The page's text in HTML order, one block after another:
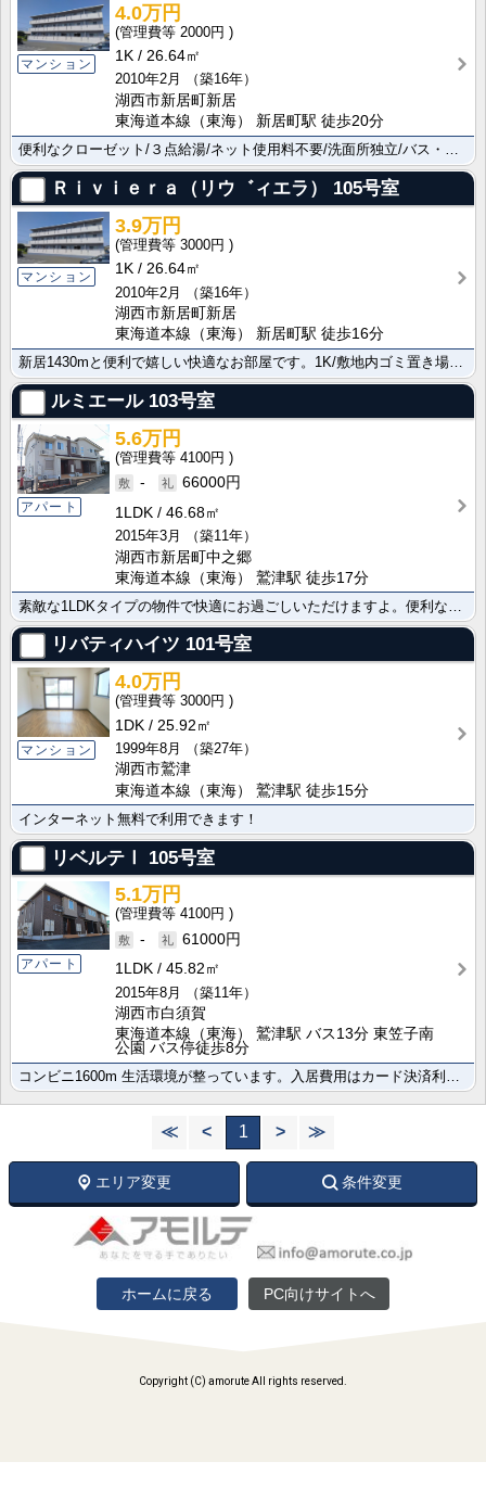
マンション
4.0万円
2000円
1K
26.64㎡
2010年2月
（築16年）
湖西市新居町新居
東海道本線（東海） 新居町駅 徒歩20分
便利なクローゼット/３点給湯/ネット使用料不要/洗面所独立/バス・トイレ別と設備が整った素敵な物件で･･･
Ｒｉｖｉｅｒａ（リウ゛ィエラ） 105号室
マンション
3.9万円
3000円
1K
26.64㎡
2010年2月
（築16年）
湖西市新居町新居
東海道本線（東海） 新居町駅 徒歩16分
新居1430mと便利で嬉しい快適なお部屋です。1K/敷地内ゴミ置き場の便利な物件で快適にお過ごしいた･･･
ルミエール103号室
アパート
5.6万円
4100円
-
66000円
1LDK
46.68㎡
2015年3月
（築11年）
湖西市新居町中之郷
東海道本線（東海） 鷲津駅 徒歩17分
リバティハイツ 101号室
マンション
4.0万円
3000円
1DK
25.92㎡
1999年8月
（築27年）
湖西市鷲津
東海道本線（東海） 鷲津駅 徒歩15分
インターネット無料で利用できます！
リベルテⅠ 105号室
アパート
5.1万円
4100円
-
61000円
1LDK
45.82㎡
2015年8月
（築11年）
湖西市白須賀
東海道本線（東海） 鷲津駅 バス13分 東笠子南
公園 バス停徒歩8分
≪ < 1 > ≫
エリア変更 条件変更
ホームに戻る PC向けサイトへ
Copyright (C) amorute All rights reserved.